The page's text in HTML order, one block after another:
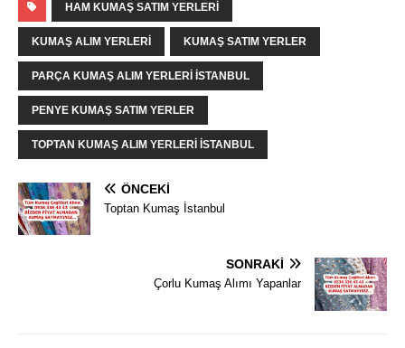
HAM KUMAŞ SATIM YERLERI
KUMAŞ ALIM YERLERI KUMAŞ SATIM YERLER
PARÇA KUMAŞ ALIM YERLERI İSTANBUL
PENYE KUMAŞ SATIM YERLER
TOPTAN KUMAŞ ALIM YERLERI İSTANBUL
ÖNCEKI
Toptan Kumaş İstanbul
SONRAKI
Çorlu Kumaş Alımı Yapanlar